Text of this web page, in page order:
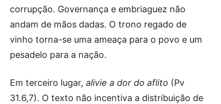
corrupção. Governança e embriaguez não
andam de mãos dadas. O trono regado de
vinho torna-se uma ameaça para o povo e um
pesadelo para a nação.
Em terceiro lugar, alivie a dor do aflito (Pv
31.6,7). O texto não incentiva a distribuição de